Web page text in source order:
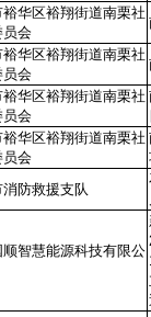
华区裕翔街道南栗社
员会
华区裕翔街道南栗社
员会
华区裕翔街道南栗社
员会
华区裕翔街道南栗社
员会
防救援支队
顺智慧能源科技有限公